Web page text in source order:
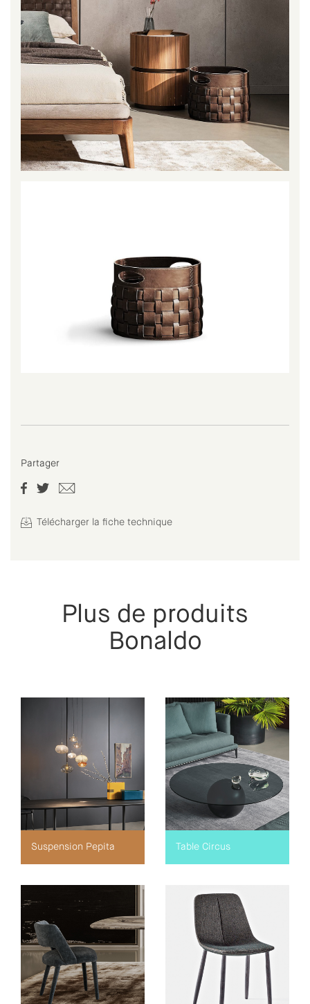
Partager
Télécharger la fiche technique
Plus de produits
Bonaldo
Suspension Pepita Table Circus